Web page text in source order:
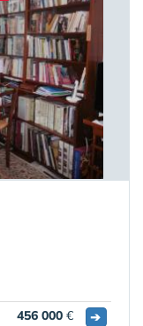
456 000 € ➔